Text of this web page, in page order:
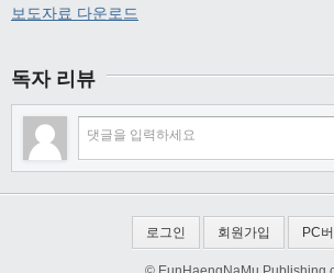
보도자료 다운로드
독자 리뷰
로그인 회원가입 PC